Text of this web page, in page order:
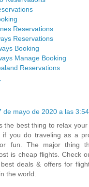
Reservations
Reservations
Booking
Manage Booking
Reservations
de mayo de 2020 a las 3:54
the best thing to relax
if you do traveling as a
fun. The major thing
is cheap flights. Check
deals & offers for
the world.